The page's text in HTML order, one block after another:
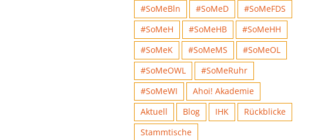
#SoMeBln #SoMeD
#SoMeFDS
#SoMeH
#SoMeHB
#SoMeHH
#SoMeK
#SoMeMS
#SoMeOL
#SoMeOWL
#SoMeRuhr
#SoMeWI
Ahoi! Akademie
Aktuell
Blog IHK
Rückblicke
Stammtische